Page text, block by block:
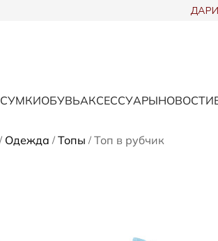
СУМКИОБУВЬАКСЕССУАРЫНОВОСТИ
/ Одежда / Топы / Топ в рубчик